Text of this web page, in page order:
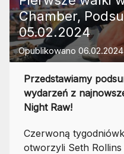
Chamber,
05.02.2024
Opublikowano 06.02.2024
Przedstawiamy
wydarzeń z
Night Raw!
Czerwoną
otworzyli Seth Rollins